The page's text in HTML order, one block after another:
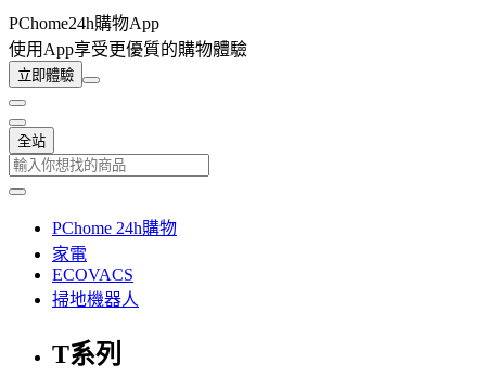
PChome24h購物App
使用App享受更優質的購物體驗
立即體驗
全站
PChome 24h購物
家電
ECOVACS
掃地機器人
T系列